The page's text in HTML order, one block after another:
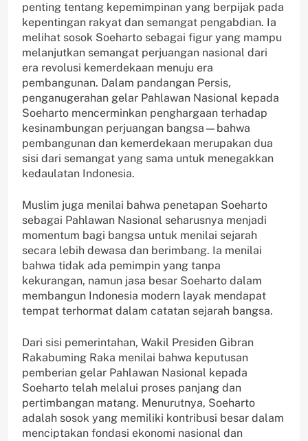
penting tentang kepemimpinan yang berpijak pada
kepentingan rakyat dan semangat pengabdian. Ia
melihat sosok Soeharto sebagai figur yang mampu
melanjutkan semangat perjuangan nasional dari
era revolusi kemerdekaan menuju era
pembangunan. Dalam pandangan Persis,
penganugerahan gelar Pahlawan Nasional kepada
Soeharto mencerminkan penghargaan terhadap
kesinambungan perjuangan bangsa—bahwa
pembangunan dan kemerdekaan merupakan dua
sisi dari semangat yang sama untuk menegakkan
kedaulatan Indonesia.
Muslim juga menilai bahwa penetapan Soeharto
sebagai Pahlawan Nasional seharusnya menjadi
momentum bagi bangsa untuk menilai sejarah
secara lebih dewasa dan berimbang. Ia menilai
bahwa tidak ada pemimpin yang tanpa
kekurangan, namun jasa besar Soeharto dalam
membangun Indonesia modern layak mendapat
tempat terhormat dalam catatan sejarah bangsa.
Dari sisi pemerintahan, Wakil Presiden Gibran
Rakabuming Raka menilai bahwa keputusan
pemberian gelar Pahlawan Nasional kepada
Soeharto telah melalui proses panjang dan
pertimbangan matang. Menurutnya, Soeharto
adalah sosok yang memiliki kontribusi besar dalam
menciptakan fondasi ekonomi nasional dan